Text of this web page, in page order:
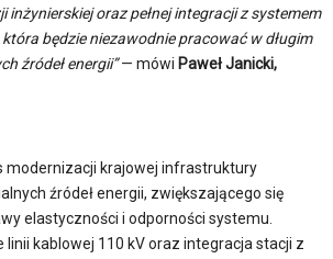
oraz pełnej integracji z systemem
będzie niezawodnie pracować w długim
źródeł energii”— mówi Paweł Janicki,
modernizacji krajowej infrastruktury
źródeł energii, zwiększającego się
elastyczności i odporności systemu.
kablowej 110 kV oraz integracja stacji z